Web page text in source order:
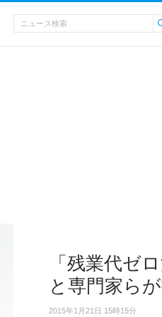
「残業代ゼ
と専門家ら
2015年1月21日 15時15分